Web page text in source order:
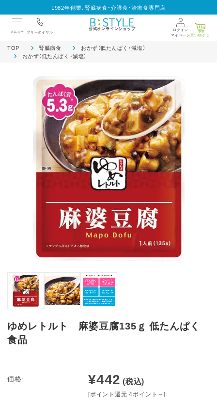
1982年創業、腎臓病食・介護食・治療食専門店
メニュー フリーダイヤル
公式オンラインショップ
ログイン
マイページ買い物かご
TOP 腎臓病食
おかず（低たんぱく・減塩）
おかず（低たんぱく・減塩）
ゆめレトルト 麻婆豆腐135ｇ 低たんぱく
食品
価格: ¥442 (税込)
[ポイント還元 4ポイント～]